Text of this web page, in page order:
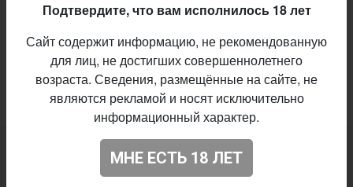
Small Batch Blueberry Ginger Ale
Blonde / Golden Ale - Other • 5,4% ABV • 18 IBU •
Не нашли ваш бар или магазин в каталоге?
ДОБАВЬТЕ ЗАВЕДЕНИЕ
Подтвердите, что вам исполнилось 18 лет
Сайт содержит информацию, не рекомендованную
для лиц, не достигших совершеннолетнего
возраста. Сведения, размещённые на сайте, не
являются рекламой и носят исключительно
информационный характер.
МНЕ ЕСТЬ 18 ЛЕТ